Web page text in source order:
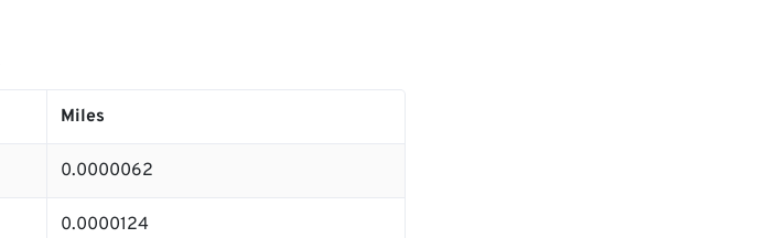
Miles
0.0000062
0.0000124